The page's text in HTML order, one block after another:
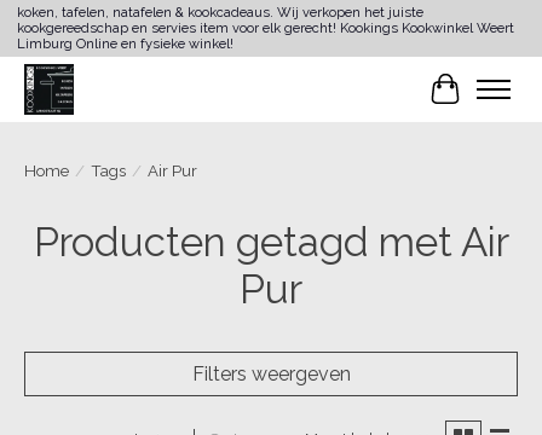
koken, tafelen, natafelen & kookcadeaus. Wij verkopen het juiste
kookgereedschap en servies item voor elk gerecht! Kookings Kookwinkel Weert
Limburg Online en fysieke winkel!
Home / Tags / Air Pur
Producten getagd met Air
Pur
Filters weergeven